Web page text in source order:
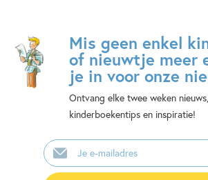
Mis geen enkel
of nieuwtje meer
je in voor onze
Ontvang elke twee weken nieuws,
kinderboekentips en inspiratie!
E-
mailadres